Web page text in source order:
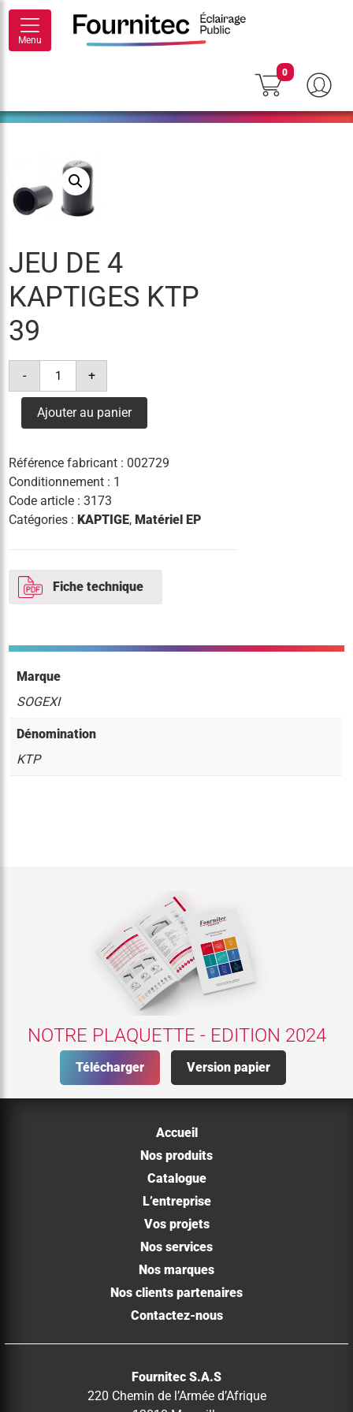
Menu
0
JEU DE 4
KAPTIGES KTP
39
-
quantité
jeu
4
kaptiges
+
Ajouter au panier
Référence fabricant : 002729
Conditionnement : 1
Code article :3173
Catégories : KAPTIGE, Matériel EP
Fiche technique
Marque
SOGEXI
Dénomination
KTP
NOTRE PLAQUETTE - EDITION 2024
Télécharger Version papier
Accueil
Nos produits
Catalogue
L’entreprise
Vos projets
Nos services
Nos marques
Nos clients partenaires
Contactez-nous
Fournitec S.A.S
220 Chemin de l’Armée d’Afrique